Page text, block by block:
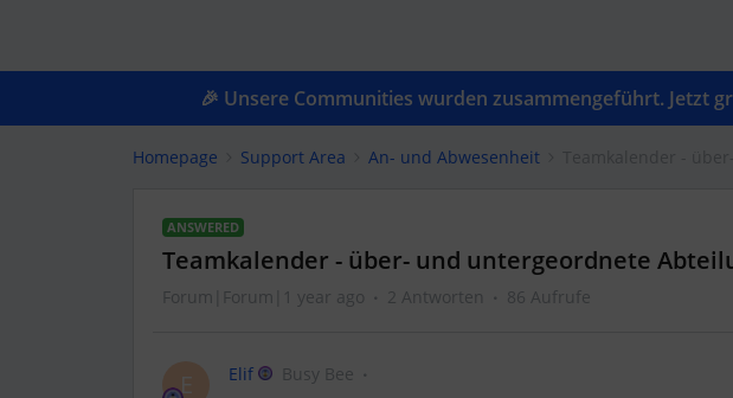
🎉 Unsere Communities wurden zusammengeführt. Jetzt
Homepage Support Area An- und Abwesenheit
ANSWERED
Teamkalender - über- und untergeordnete
Forum|Forum|1 year ago 2 Antworten 86 Aufrufe
E Elif
Busy Bee